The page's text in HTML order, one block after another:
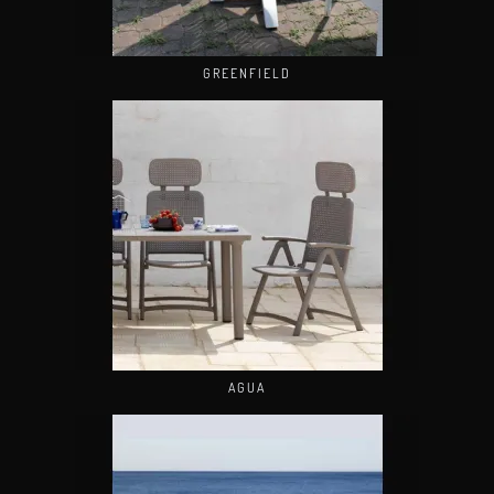
GREENFIELD
AGUA